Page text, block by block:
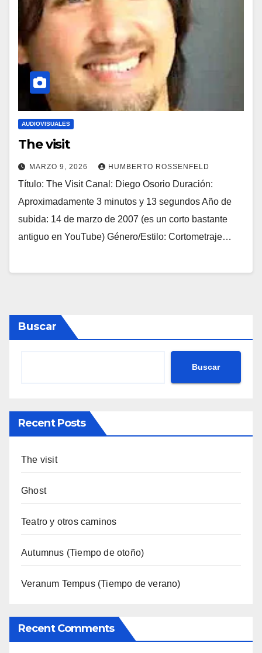
AUDIOVISUALES
The visit
MARZO 9, 2026 HUMBERTO ROSSENFELD
Título: The Visit Canal: Diego Osorio Duración:
Aproximadamente 3 minutos y 13 segundos Año de
subida: 14 de marzo de 2007 (es un corto bastante
antiguo en YouTube) Género/Estilo: Cortometraje…
Buscar
Buscar
Recent Posts
The visit
Ghost
Teatro y otros caminos
Autumnus (Tiempo de otoño)
Veranum Tempus (Tiempo de verano)
Recent Comments